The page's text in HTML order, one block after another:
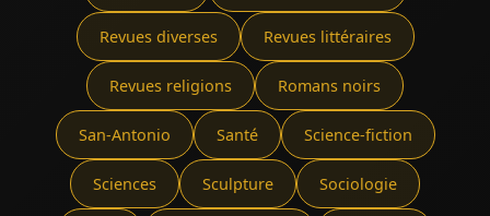
Revues diverses Revues littéraires
Revues religions Romans noirs
San-Antonio Santé Science-fiction
Sciences Sculpture Sociologie